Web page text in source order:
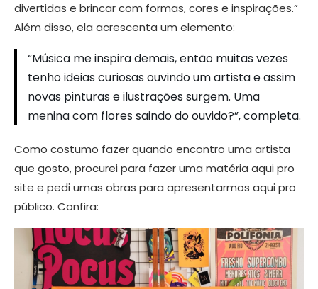
divertidas e brincar com formas, cores e inspirações.”
Além disso, ela acrescenta um elemento:
“Música me inspira demais, então muitas vezes
tenho ideias curiosas ouvindo um artista e assim
novas pinturas e ilustrações surgem. Uma
menina com flores saindo do ouvido?”, completa.
Como costumo fazer quando encontro uma artista
que gosto, procurei para fazer uma matéria aqui pro
site e pedi umas obras para apresentarmos aqui pro
público. Confira: